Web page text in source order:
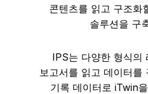
콘텐츠를 읽고 구조화
솔루션을 구
IPS는 다양한 형식의
보고서를 읽고 데이터를
기록 데이터로 iTwin